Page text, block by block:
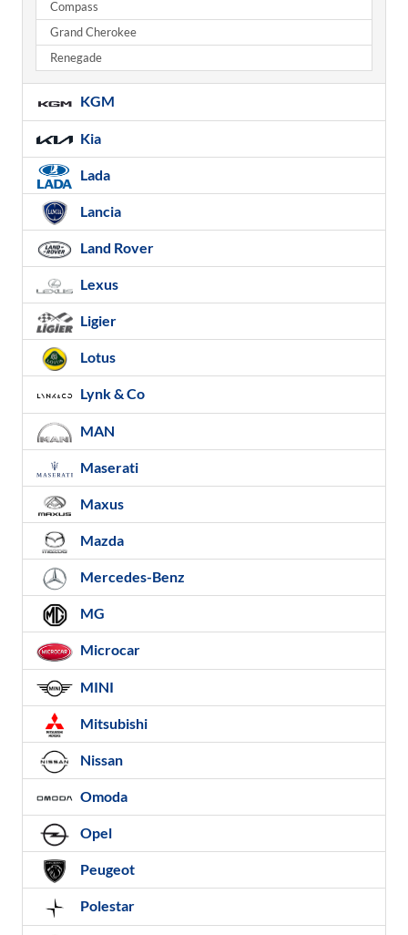
Compass
Grand Cherokee
Renegade
KGM
Kia
Lada
Lancia
Land Rover
Lexus
Ligier
Lotus
Lynk & Co
MAN
Maserati
Maxus
Mazda
Mercedes-Benz
MG
Microcar
MINI
Mitsubishi
Nissan
Omoda
Opel
Peugeot
Polestar